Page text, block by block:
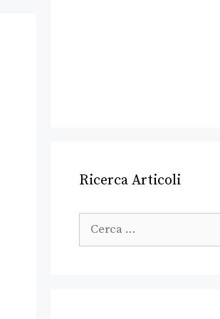
Ricerca Articoli